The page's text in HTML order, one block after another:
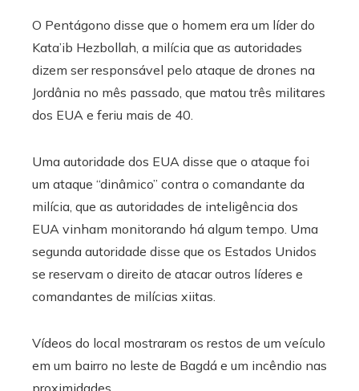
O Pentágono disse que o homem era um líder do
Kata’ib Hezbollah, a milícia que as autoridades
dizem ser responsável pelo ataque de drones na
Jordânia no mês passado, que matou três militares
dos EUA e feriu mais de 40.
Uma autoridade dos EUA disse que o ataque foi
um ataque “dinâmico” contra o comandante da
milícia, que as autoridades de inteligência dos
EUA vinham monitorando há algum tempo. Uma
segunda autoridade disse que os Estados Unidos
se reservam o direito de atacar outros líderes e
comandantes de milícias xiitas.
Vídeos do local mostraram os restos de um veículo
em um bairro no leste de Bagdá e um incêndio nas